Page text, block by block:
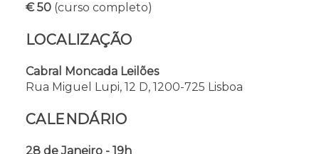
€ 50 (curso completo)
LOCALIZAÇÃO
Cabral Moncada Leilões
Rua Miguel Lupi, 12 D, 1200-725 Lisboa
CALENDÁRIO
28 de Janeiro - 19h